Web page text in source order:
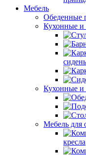
Мебель
Обеденные
Кухонные и
Кухонные и
Мебель для
кресла